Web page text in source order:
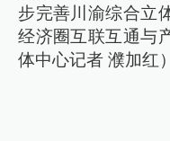
步完善川渝综合立
经济圈互联互通与
体中心记者 濮加红）